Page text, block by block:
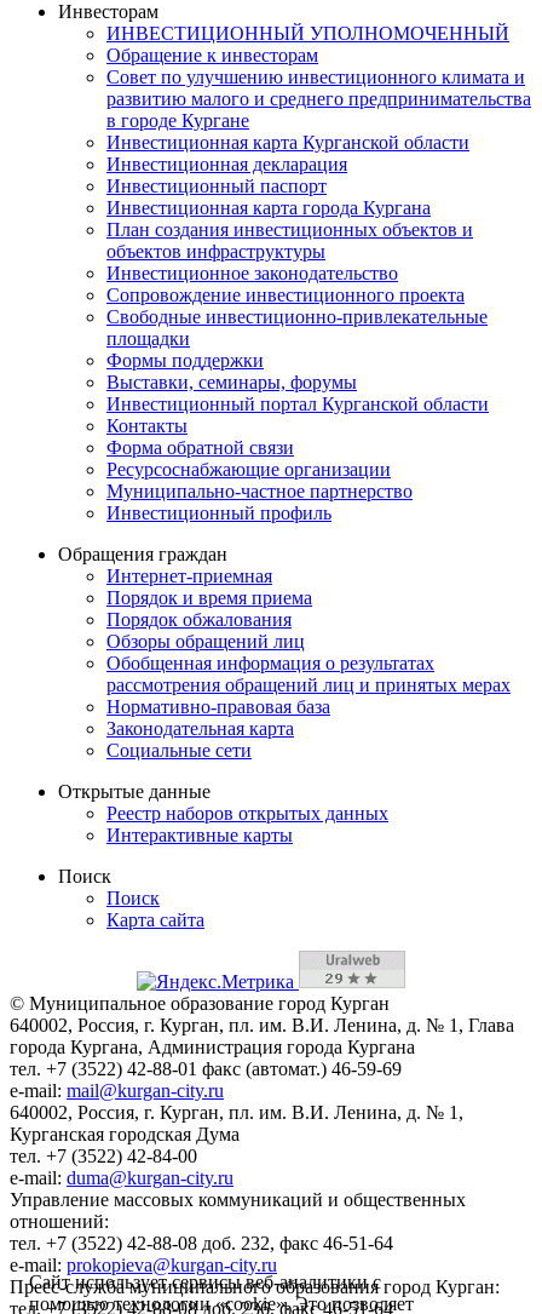
Инвесторам
ИНВЕСТИЦИОННЫЙ УПОЛНОМОЧЕННЫЙ
Обращение к инвесторам
Совет по улучшению инвестиционного климата и
развитию малого и среднего предпринимательства
в городе Кургане
Инвестиционная карта Курганской области
Инвестиционная декларация
Инвестиционный паспорт
Инвестиционная карта города Кургана
План создания инвестиционных объектов и
объектов инфраструктуры
Инвестиционное законодательство
Сопровождение инвестиционного проекта
Свободные инвестиционно-привлекательные
площадки
Формы поддержки
Выставки, семинары, форумы
Инвестиционный портал Курганской области
Контакты
Форма обратной связи
Ресурсоснабжающие организации
Муниципально-частное партнерство
Инвестиционный профиль
Обращения граждан
Интернет-приемная
Порядок и время приема
Порядок обжалования
Обзоры обращений лиц
Обобщенная информация о результатах
рассмотрения обращений лиц и принятых мерах
Нормативно-правовая база
Законодательная карта
Социальные сети
Открытые данные
Реестр наборов открытых данных
Интерактивные карты
Поиск
Поиск
Карта сайта
© Муниципальное образование город Курган
640002, Россия, г. Курган, пл. им. В.И. Ленина, д. № 1, Глава
города Кургана, Администрация города Кургана
тел. +7 (3522) 42-88-01 факс (автомат.) 46-59-69
e-mail: mail@kurgan-city.ru
640002, Россия, г. Курган, пл. им. В.И. Ленина, д. № 1,
Курганская городская Дума
тел. +7 (3522) 42-84-00
e-mail: duma@kurgan-city.ru
Управление массовых коммуникаций и общественных
отношений:
тел. +7 (3522) 42-88-08 доб. 232, факс 46-51-64
e-mail: prokopieva@kurgan-city.ru
Пресс-служба муниципального образования город Курган:
тел. +7 (3522) 42-88-08 доб. 236, факс 46-51-64
Сайт использует сервисы веб-аналитики с
помощью технологии «cookie». Это позволяет